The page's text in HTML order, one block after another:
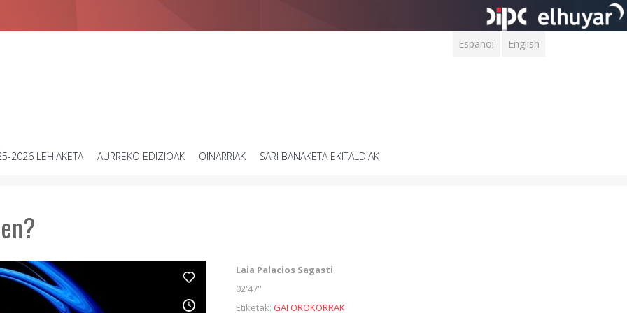
Español English
2026 LEHIAKETA AURREKO EDIZIOAK OINARRIAK SARI BANAKETA EKITALDIAK
Laia Palacios Sagasti
02'47''
Etiketak: GAI OROKORRAK